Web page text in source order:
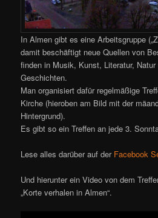
In Almen gibt es eine Arbeitsgruppe
damit beschäftigt neue Quellen von
finden in Musik, Kunst, Literatur,
Geschichten.
Man organisiert dafür re­gel­mä­ßige
Kirche (hieroben am Bild mit der
Hintergrund).
Es gibt so ein Treffen an jede 3.
Lese alles darüber auf der Facebook
Und hierunter ein Video von dem
„Korte verhalen in Almen“.